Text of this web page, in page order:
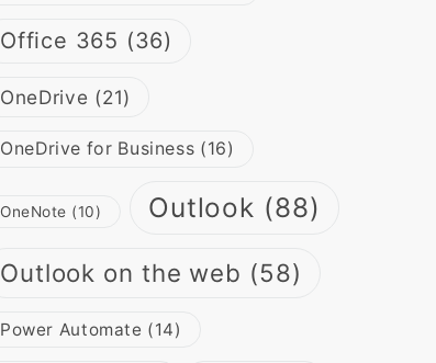
Office 365 (36)
OneDrive (21)
OneDrive for Business (16)
OneNote (10) Outlook (88)
Outlook on the web (58)
Power Automate (14)